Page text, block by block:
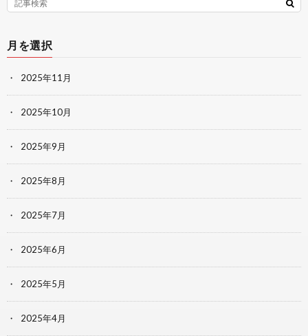
月を選択
2025年11月
2025年10月
2025年9月
2025年8月
2025年7月
2025年6月
2025年5月
2025年4月